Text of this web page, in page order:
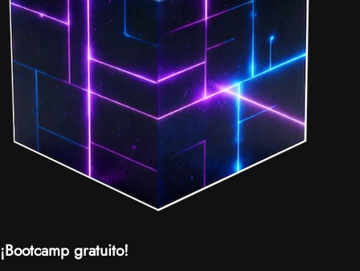
¡Bootcamp gratuito!